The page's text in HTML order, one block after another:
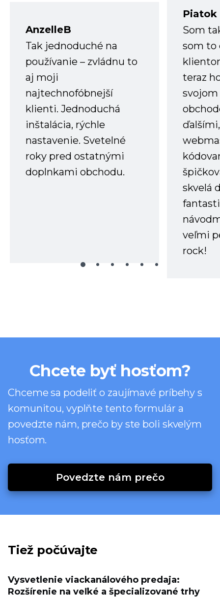
AnzelleB
Tak jednoduché na
používanie – zvládnu to
aj moji
najtechnofóbnejší
klienti. Jednoduchá
inštalácia, rýchle
nastavenie. Svetelné
roky pred ostatnými
doplnkami obchodu.
Piatok
Som
som to
teraz
skvelá
veľmi
rock!
Chcete byť hosťom?
Chceme sa podeliť o zaujímavé príbehy s
komunitou, vyplňte tento formulár a
povedzte nám, prečo by ste boli skvelým
hosťom.
Povedzte nám prečo
Tiež počúvajte
Vysvetlenie viackanálového predaja:
Rozšírenie na veľké a špecializované trhy